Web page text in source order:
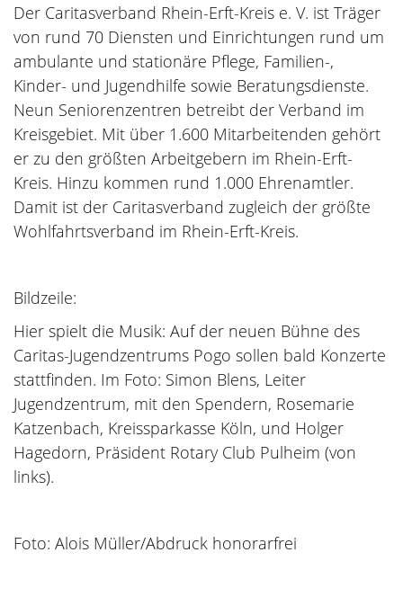
Der Caritasverband Rhein-Erft-Kreis e. V. ist Träger
von rund 70 Diensten und Einrichtungen rund um
ambulante und stationäre Pflege, Familien-,
Kinder- und Jugendhilfe sowie Beratungsdienste.
Neun Seniorenzentren betreibt der Verband im
Kreisgebiet. Mit über 1.600 Mitarbeitenden gehört
er zu den größten Arbeitgebern im Rhein-Erft-
Kreis. Hinzu kommen rund 1.000 Ehrenamtler.
Damit ist der Caritasverband zugleich der größte
Wohlfahrtsverband im Rhein-Erft-Kreis.
Bildzeile:
Hier spielt die Musik: Auf der neuen Bühne des
Caritas-Jugendzentrums Pogo sollen bald Konzerte
stattfinden. Im Foto: Simon Blens, Leiter
Jugendzentrum, mit den Spendern, Rosemarie
Katzenbach, Kreissparkasse Köln, und Holger
Hagedorn, Präsident Rotary Club Pulheim (von
links).
Foto: Alois Müller/Abdruck honorarfrei